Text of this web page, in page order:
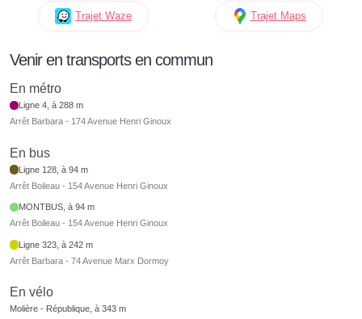
Trajet Waze Trajet Maps
Venir en transports en commun
En métro
Ligne 4, à 288 m
Arrêt Barbara - 174 Avenue Henri Ginoux
En bus
Ligne 128, à 94 m
Arrêt Boileau - 154 Avenue Henri Ginoux
MONTBUS, à 94 m
Arrêt Boileau - 154 Avenue Henri Ginoux
Ligne 323, à 242 m
Arrêt Barbara - 74 Avenue Marx Dormoy
En vélo
Molière - République, à 343 m